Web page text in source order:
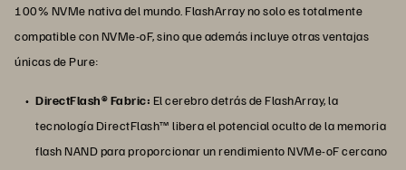
100% NVMe nativa del mundo. FlashArray no solo es totalmente
compatible con NVMe-oF, sino que además incluye otras ventajas
únicas de Pure:
DirectFlash® Fabric: El cerebro detrás de FlashArray, la
tecnología DirectFlash™ libera el potencial oculto de la memoria
flash NAND para proporcionar un rendimiento NVMe-oF cercano